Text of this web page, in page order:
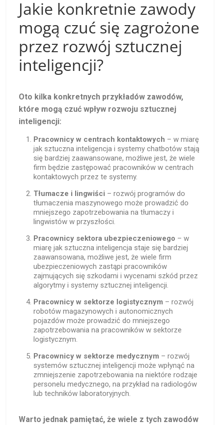
Jakie konkretnie zawody
mogą czuć się zagrożone
przez rozwój sztucznej
inteligencji?
Oto kilka konkretnych przykładów zawodów,
które mogą czuć wpływ rozwoju sztucznej
inteligencji:
Pracownicy w centrach kontaktowych – w miarę
jak sztuczna inteligencja i systemy chatbotów stają
się bardziej zaawansowane, możliwe jest, że wiele
firm będzie zastępować pracowników w centrach
kontaktowych przez te systemy.
Tłumacze i lingwiści – rozwój programów do
tłumaczenia maszynowego może prowadzić do
mniejszego zapotrzebowania na tłumaczy i
lingwistów w przyszłości.
Pracownicy sektora ubezpieczeniowego – w
miarę jak sztuczna inteligencja staje się bardziej
zaawansowana, możliwe jest, że wiele firm
ubezpieczeniowych zastąpi pracowników
zajmujących się szkodami i wycenami szkód przez
algorytmy i systemy sztucznej inteligencji.
Pracownicy w sektorze logistycznym – rozwój
robotów magazynowych i autonomicznych
pojazdów może prowadzić do mniejszego
zapotrzebowania na pracowników w sektorze
logistycznym.
Pracownicy w sektorze medycznym – rozwój
systemów sztucznej inteligencji może wpłynąć na
zmniejszenie zapotrzebowania na niektóre rodzaje
personelu medycznego, na przykład na radiologów
lub techników laboratoryjnych.
Warto jednak pamiętać, że wiele z tych zawodów